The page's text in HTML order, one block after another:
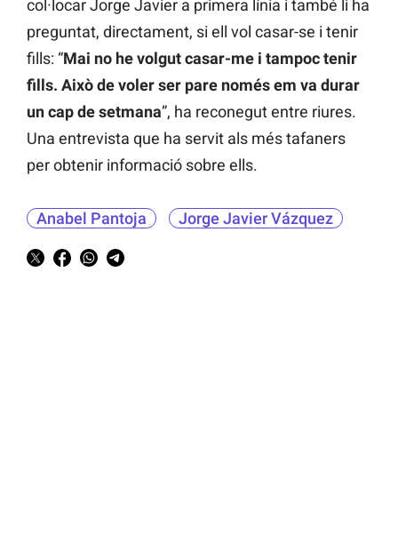
col·locar Jorge Javier a primera línia i també li ha
preguntat, directament, si ell vol casar-se i tenir
fills: “Mai no he volgut casar-me i tampoc tenir
fills. Això de voler ser pare només em va durar
un cap de setmana”, ha reconegut entre riures.
Una entrevista que ha servit als més tafaners
per obtenir informació sobre ells.
Anabel Pantoja Jorge Javier Vázquez